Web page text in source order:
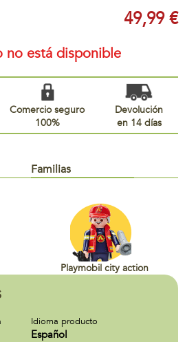
49,99 €
no está disponible
Comercio seguro
100%
Devolución
en 14 días
Familias
Playmobil city action
Idioma producto
Español